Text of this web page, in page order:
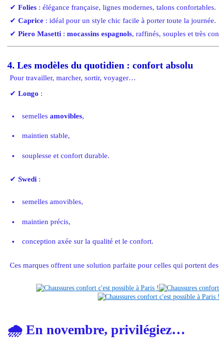
✔ Folies : élégance française, lignes modernes, talons confortables.
✔ Caprice : idéal pour un style chic facile à porter toute la journée.
✔ Piero Masetti : mocassins espagnols, raffinés, souples et très
4. Les modèles du quotidien : confort absolu
Pour travailler, marcher, sortir, voyager…
✔ Longo :
semelles amovibles,
maintien stable,
souplesse et confort durable.
✔ Swedi :
semelles amovibles,
maintien précis,
conception axée sur la qualité et le confort.
Ces marques offrent une solution parfaite pour celles qui portent
🌧️ En novembre, privilégiez…